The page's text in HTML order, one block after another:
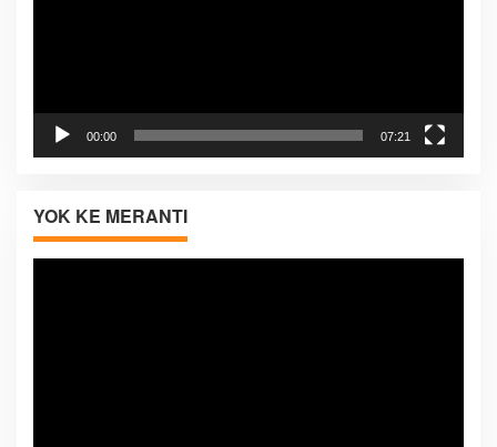
00:00 07:21
YOK KE MERANTI
Pemutar